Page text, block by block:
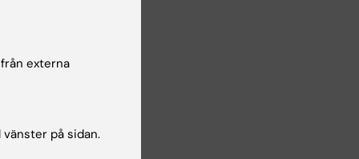
externa
på sidan.